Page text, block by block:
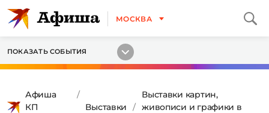
МОСКВА
ПОКАЗАТЬ СОБЫТИЯ
Афиша
КП
Выставки
Выставки картин,
живописи и графики в